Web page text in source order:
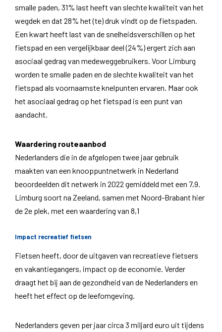
smalle paden, 31% last heeft van slechte kwaliteit van het
wegdek en dat 28% het (te) druk vindt op de fietspaden.
Een kwart heeft last van de snelheidsverschillen op het
fietspad en een vergelijkbaar deel (24%) ergert zich aan
asociaal gedrag van medeweggebruikers. Voor Limburg
worden te smalle paden en de slechte kwaliteit van het
fietspad als voornaamste knelpunten ervaren. Maar ook
het asociaal gedrag op het fietspad is een punt van
aandacht.
Waardering routeaanbod
Nederlanders die in de afgelopen twee jaar gebruik
maakten van een knooppuntnetwerk in Nederland
beoordeelden dit netwerk in 2022 gemiddeld met een 7,9.
Limburg soort na Zeeland, samen met Noord-Brabant hier
de 2e plek, met een waardering van 8,1
Impact recreatief fietsen
Fietsen heeft, door de uitgaven van recreatieve fietsers
en vakantiegangers, impact op de economie. Verder
draagt het bij aan de gezondheid van de Nederlanders en
heeft het effect op de leefomgeving.
Nederlanders geven per jaar circa 3 miljard euro uit tijdens